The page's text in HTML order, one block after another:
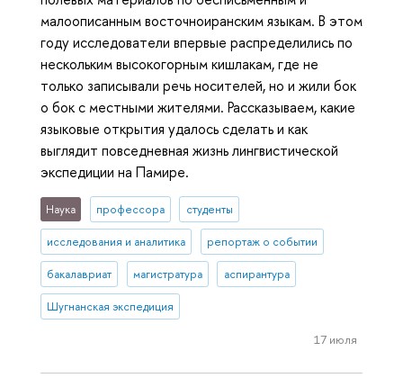
малоописанным восточноиранским языкам. В этом
году исследователи впервые распределились по
нескольким высокогорным кишлакам, где не
только записывали речь носителей, но и жили бок
о бок с местными жителями. Рассказываем, какие
языковые открытия удалось сделать и как
выглядит повседневная жизнь лингвистической
экспедиции на Памире.
Наука профессора студенты
исследования и аналитика репортаж о событии
бакалавриат магистратура аспирантура
Шугнанская экспедиция
17 июля